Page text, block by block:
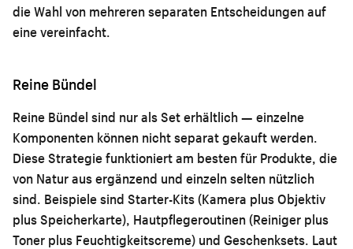
die Wahl von mehreren separaten Entscheidungen auf
eine vereinfacht.
Reine Bündel
Reine Bündel sind nur als Set erhältlich — einzelne
Komponenten können nicht separat gekauft werden.
Diese Strategie funktioniert am besten für Produkte, die
von Natur aus ergänzend und einzeln selten nützlich
sind. Beispiele sind Starter-Kits (Kamera plus Objektiv
plus Speicherkarte), Hautpflegeroutinen (Reiniger plus
Toner plus Feuchtigkeitscreme) und Geschenksets. Laut